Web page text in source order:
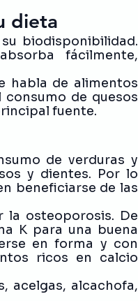
dieta
biodisponibilidad.
fácilmente,
habla de alimentos
de quesos
fuente.
de verduras y
y dientes. Por lo
beneficiarse de las
la osteoporosis. De
K para una buena
en forma y con
ricos en calcio
acelgas, alcachofa,